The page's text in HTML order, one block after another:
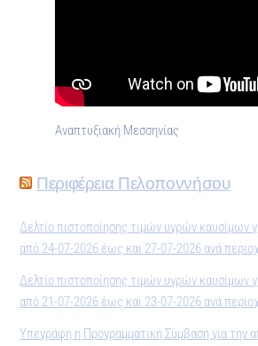
Αναπτυξιακή Μεσσηνίας
Περιφέρεια Πελοποννήσου
Δελτίο πιστοποίησης τιμών υγρών καυσίμων
από 24-07-2026 έως και 27-07-2026 ανά
Δελτίο πιστοποίησης τιμών υγρών καυσίμων
από 21-07-2026 έως και 23-07-2026 ανά
Υπεγράφη η Προγραμματική Σύμβαση για την